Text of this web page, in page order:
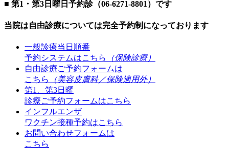
■ 第1・第3日曜日予約診（06-6271-8801）です
当院は自由診療については完全予約制 になっております
一般診療当日順番
予約システムはこちら
（保険診療）
自由診療ご予約フォームは
こちら
（美容皮膚科／保険適用外）
第1、第3日曜
診療ご予約フォームはこちら
インフルエンザ
ワクチン接種予約はこちら
お問い合わせフォームは
こちら